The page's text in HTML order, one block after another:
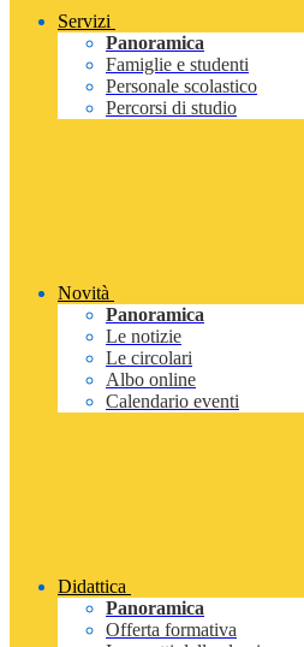
Servizi
Panoramica
Famiglie e studenti
Personale scolastico
Percorsi di studio
Novità
Panoramica
Le notizie
Le circolari
Albo online
Calendario eventi
Didattica
Panoramica
Offerta formativa